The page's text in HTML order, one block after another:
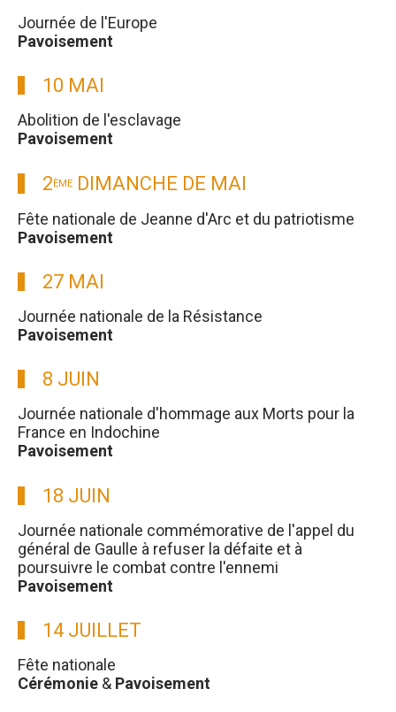
Journée de l'Europe
Pavoisement
10 MAI
Abolition de l'esclavage
Pavoisement
2ÈME DIMANCHE DE MAI
Fête nationale de Jeanne d'Arc et du patriotisme
Pavoisement
27 MAI
Journée nationale de la Résistance
Pavoisement
8 JUIN
Journée nationale d'hommage aux Morts pour la
France en Indochine
Pavoisement
18 JUIN
Journée nationale commémorative de l'appel du
général de Gaulle à refuser la défaite et à
poursuivre le combat contre l'ennemi
Pavoisement
14 JUILLET
Fête nationale
Cérémonie & Pavoisement